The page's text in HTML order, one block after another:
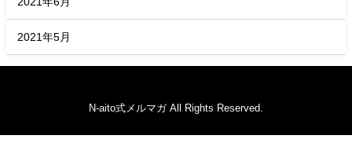
2021年5月
N-aito式メルマガ All Rights Reserved.